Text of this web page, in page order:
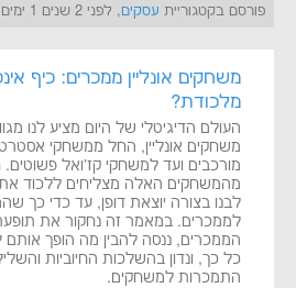
פורסם בקטגוריית עסקים, לפני 2 שנים 1 ימים
משחקים אונליין ממכרים: כיף
מלכודת?
העולם הדיגיטלי של היום מציע לנו
משחקים אונליין, החל ממשחקי
מורכבים ועד למשחקי קז'ואל
מהמשחקים האלה מצליחים ללכוד
לבנו בצורה יוצאת דופן, עד כדי כך
לממכרים. במאמר זה נחקור את
הממכרים, ננסה להבין מה הופך אותם
כל כך, ונדון בהשלכות החיוביות
התמכרות למשחקים.